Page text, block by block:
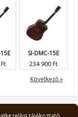
SI-DMC-15E
234 900 Ft
Következő »